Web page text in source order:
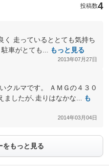
投稿数4
く 走っているととても気持ち
車がとても...
もっと見る
2013年07月27日
クルマです。 ＡＭＧの４３０
したが､走りはなかな...
も
2014年03月04日
をもっと見る